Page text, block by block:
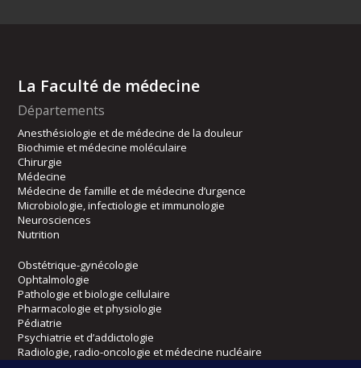
La Faculté de médecine
Départements
Anesthésiologie et de médecine de la douleur
Biochimie et médecine moléculaire
Chirurgie
Médecine
Médecine de famille et de médecine d’urgence
Microbiologie, infectiologie et immunologie
Neurosciences
Nutrition
Obstétrique-gynécologie
Ophtalmologie
Pathologie et biologie cellulaire
Pharmacologie et physiologie
Pédiatrie
Psychiatrie et d’addictologie
Radiologie, radio-oncologie et médecine nucléaire